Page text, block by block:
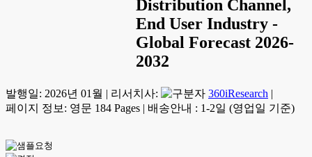
Distribution Channel,
End User Industry -
Global Forecast 2026-
2032
발행일: 2026년 01월 | 리서치사: 360iResearch |
페이지 정보: 영문 184 Pages | 배송안내 : 1-2일 (영업일 기준)